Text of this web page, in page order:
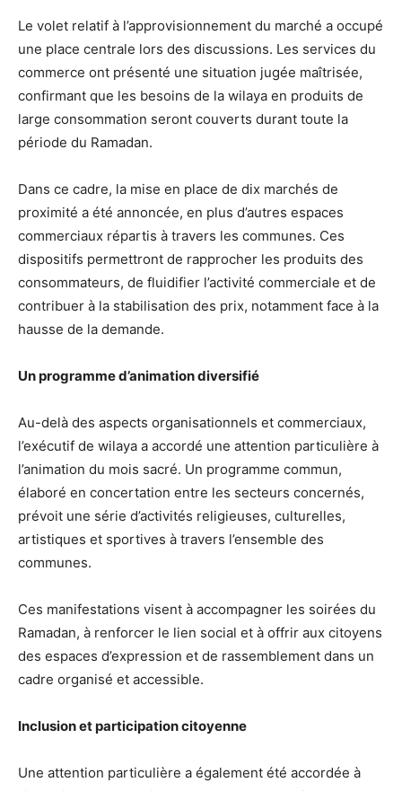
Le volet relatif à l’approvisionnement du marché a occupé
une place centrale lors des discussions. Les services du
commerce ont présenté une situation jugée maîtrisée,
confirmant que les besoins de la wilaya en produits de
large consommation seront couverts durant toute la
période du Ramadan.
Dans ce cadre, la mise en place de dix marchés de
proximité a été annoncée, en plus d’autres espaces
commerciaux répartis à travers les communes. Ces
dispositifs permettront de rapprocher les produits des
consommateurs, de fluidifier l’activité commerciale et de
contribuer à la stabilisation des prix, notamment face à la
hausse de la demande.
Un programme d’animation diversifié
Au-delà des aspects organisationnels et commerciaux,
l’exécutif de wilaya a accordé une attention particulière à
l’animation du mois sacré. Un programme commun,
élaboré en concertation entre les secteurs concernés,
prévoit une série d’activités religieuses, culturelles,
artistiques et sportives à travers l’ensemble des
communes.
Ces manifestations visent à accompagner les soirées du
Ramadan, à renforcer le lien social et à offrir aux citoyens
des espaces d’expression et de rassemblement dans un
cadre organisé et accessible.
Inclusion et participation citoyenne
Une attention particulière a également été accordée à